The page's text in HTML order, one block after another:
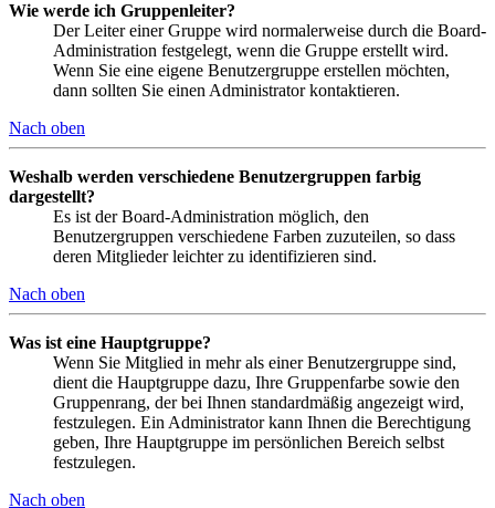
Wie werde ich Gruppenleiter?
Der Leiter einer Gruppe wird normalerweise durch die Board-
Administration festgelegt, wenn die Gruppe erstellt wird.
Wenn Sie eine eigene Benutzergruppe erstellen möchten,
dann sollten Sie einen Administrator kontaktieren.
Nach oben
Weshalb werden verschiedene Benutzergruppen farbig
dargestellt?
Es ist der Board-Administration möglich, den
Benutzergruppen verschiedene Farben zuzuteilen, so dass
deren Mitglieder leichter zu identifizieren sind.
Nach oben
Was ist eine Hauptgruppe?
Wenn Sie Mitglied in mehr als einer Benutzergruppe sind,
dient die Hauptgruppe dazu, Ihre Gruppenfarbe sowie den
Gruppenrang, der bei Ihnen standardmäßig angezeigt wird,
festzulegen. Ein Administrator kann Ihnen die Berechtigung
geben, Ihre Hauptgruppe im persönlichen Bereich selbst
festzulegen.
Nach oben